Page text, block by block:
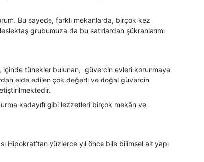
Bu sayede, farklı mekanlarda, birçok kez
grubumuza da bu satırlardan şükranlarımı
içinde tünekler bulunan, güvercin evleri korunmaya
elde edilen çok değerli ve doğal güvercin
kadayıfı gibi lezzetleri birçok mekân ve
Hipokrat’tan yüzlerce yıl önce bile bilimsel alt yapı